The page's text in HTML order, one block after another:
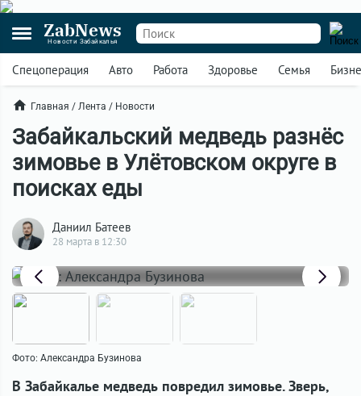
ZabNews
Новости Забайкалья
Спецоперация Авто Работа Здоровье Семья
Главная / Лента / Новости
Забайкальский медведь разнёс
зимовье в Улётовском округе в
поисках еды
Даниил Батеев
28 марта в 12:30
Фото: Александра Бузинова
В Забайкалье медведь повредил зимовье. Зверь,